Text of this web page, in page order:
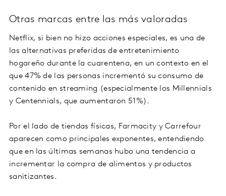
Otras marcas entre las más valoradas
Netflix, si bien no hizo acciones especiales, es una de
las alternativas preferidas de entretenimiento
hogareño durante la cuarentena, en un contexto en el
que 47% de las personas incrementó su consumo de
contenido en streaming (especialmente los Millennials
y Centennials, que aumentaron 51%).
Por el lado de tiendas físicas, Farmacity y Carrefour
aparecen como principales exponentes, entendiendo
que en las últimas semanas hubo una tendencia a
incrementar la compra de alimentos y productos
sanitizantes.